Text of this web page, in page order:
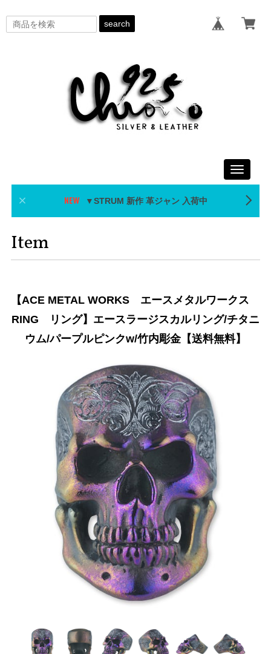
search
Toggle
▼STRUM 新作 革ジャン 入荷中
Item
【ACE METAL WORKS エースメタルワークス
RING リング】エースラージスカルリング/チタニ
ウム/パープルピンクw/竹内彫金【送料無料】